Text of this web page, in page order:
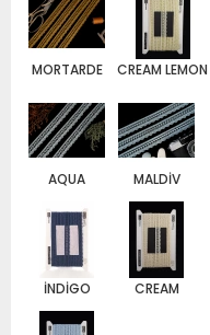
MORTARDE CREAM LEMON
AQUA MALDİV
İNDİGO CREAM